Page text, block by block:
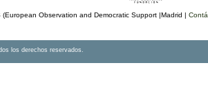
(European Observation and Democratic Support |Madrid |
los derechos reservados.